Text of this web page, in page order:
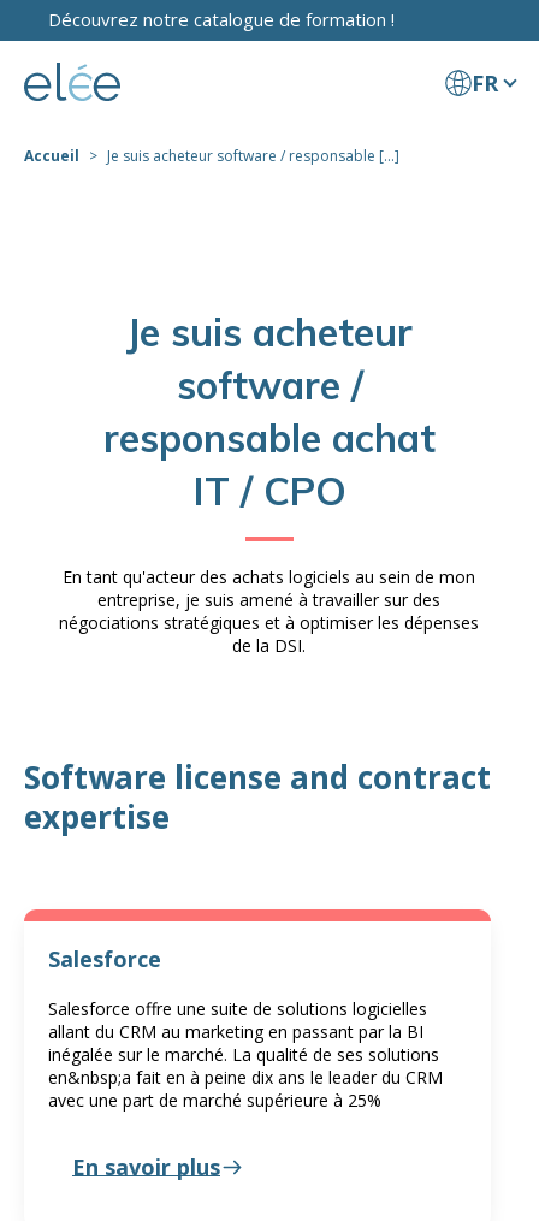
Découvrez notre catalogue de formation !
FR
Accueil Je suis acheteur software / responsable [...]
Je suis acheteur
software /
responsable achat
IT / CPO
En tant qu'acteur des achats logiciels au sein de mon
entreprise, je suis amené à travailler sur des
négociations stratégiques et à optimiser les dépenses
de la DSI.
Software license and contract
expertise
Salesforce
Salesforce offre une suite de solutions logicielles
allant du CRM au marketing en passant par la BI
inégalée sur le marché. La qualité de ses solutions
en&nbsp;a fait en à peine dix ans le leader du CRM
avec une part de marché supérieure à 25%
En savoir plus